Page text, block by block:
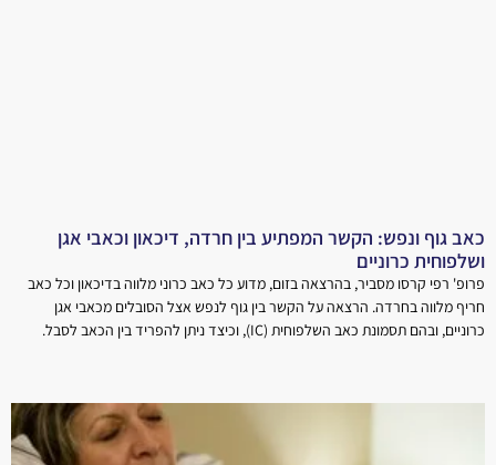
כאב גוף ונפש: הקשר המפתיע בין חרדה, דיכאון וכאבי אגן
ושלפוחית כרוניים
פרופ' רפי קרסו מסביר, בהרצאה בזום, מדוע כל כאב כרוני מלווה בדיכאון וכל כאב
חריף מלווה בחרדה. הרצאה על הקשר בין גוף לנפש אצל הסובלים מכאבי אגן
כרוניים, ובהם תסמונת כאב השלפוחית (IC), וכיצד ניתן להפריד בין הכאב לסבל.